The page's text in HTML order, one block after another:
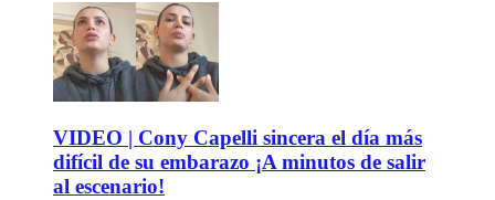
VIDEO | Cony Capelli sincera el día más
difícil de su embarazo ¡A minutos de salir
al escenario!